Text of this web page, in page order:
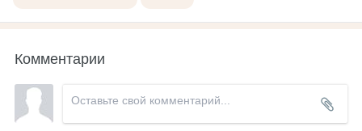
Комментарии